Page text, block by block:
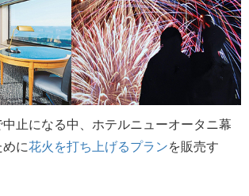
止になる中、ホテルニューオータニ幕
に花火を打ち上げるプランを販売す